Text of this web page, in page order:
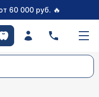
60 000 руб. 🔥